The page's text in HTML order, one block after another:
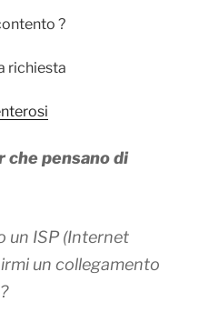
?
richiesta
pensano di
un ISP (Internet
un collegamento